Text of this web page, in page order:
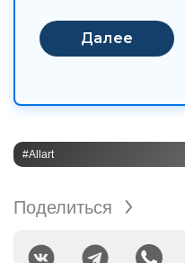
#Allart
Поделиться